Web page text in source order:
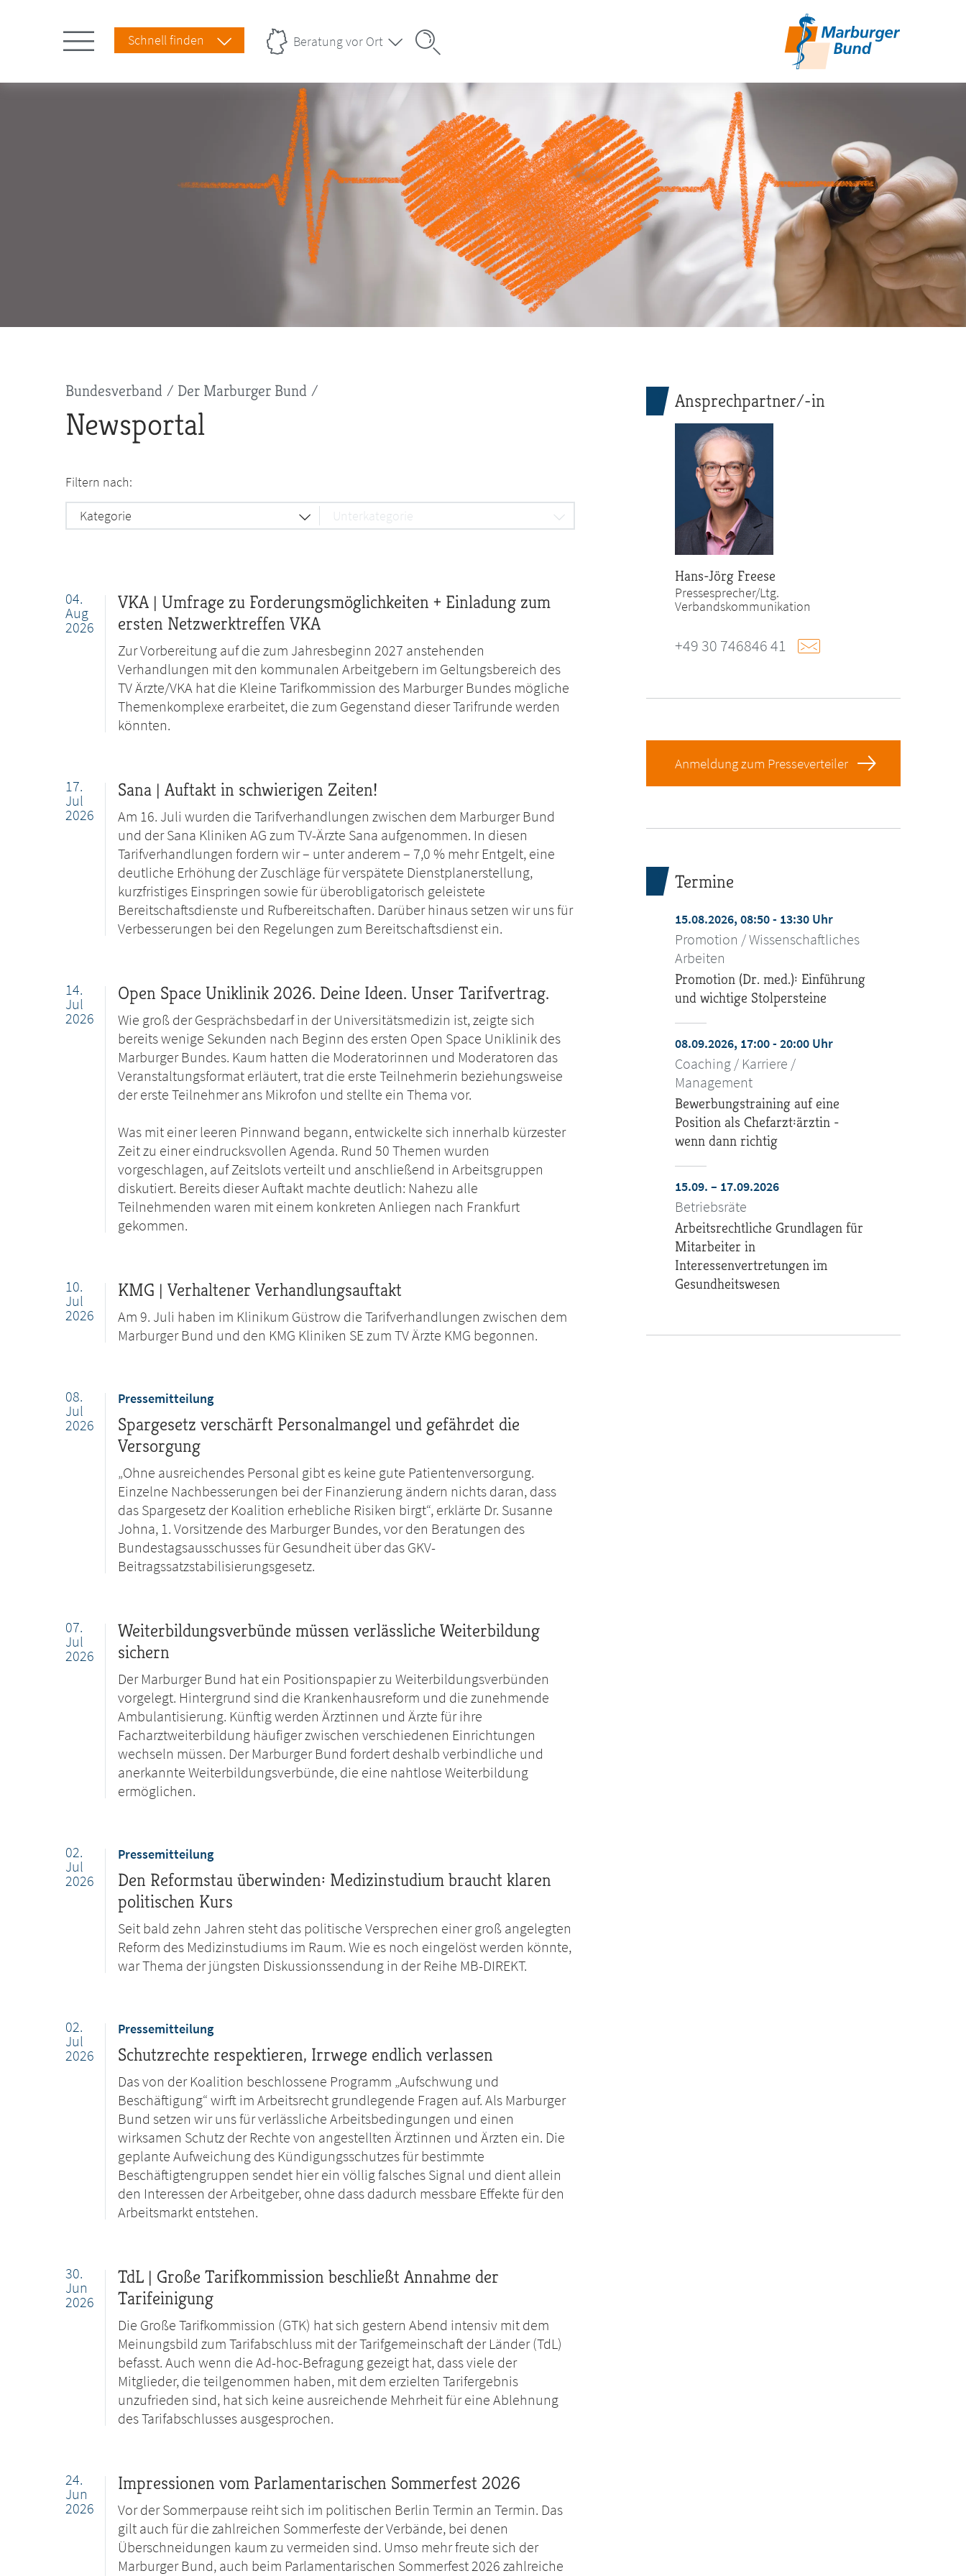
Schnell finden Beratung vor Ort
Pfadnavigation
Bundesverband Der Marburger Bund
Newsportal
Filtern nach:
Kategorie Unterkategorie
04.
Aug
2026
VKA | Umfrage zu Forderungsmöglichkeiten + Einladung zum
ersten Netzwerktreffen VKA
Zur Vorbereitung auf die zum Jahresbeginn 2027 anstehenden
Verhandlungen mit den kommunalen Arbeitgebern im Geltungsbereich des
TV Ärzte/VKA hat die Kleine Tarifkommission des Marburger Bundes mögliche
Themenkomplexe erarbeitet, die zum Gegenstand dieser Tarifrunde werden
könnten.
17.
Jul
2026
Sana | Auftakt in schwierigen Zeiten!
Am 16. Juli wurden die Tarifverhandlungen zwischen dem Marburger Bund
und der Sana Kliniken AG zum TV-Ärzte Sana aufgenommen. In diesen
Tarifverhandlungen fordern wir – unter anderem – 7,0 % mehr Entgelt, eine
deutliche Erhöhung der Zuschläge für verspätete Dienstplanerstellung,
kurzfristiges Einspringen sowie für überobligatorisch geleistete
Bereitschaftsdienste und Rufbereitschaften. Darüber hinaus setzen wir uns für
Verbesserungen bei den Regelungen zum Bereitschaftsdienst ein.
14.
Jul
2026
Open Space Uniklinik 2026. Deine Ideen. Unser Tarifvertrag.
Wie groß der Gesprächsbedarf in der Universitätsmedizin ist, zeigte sich
bereits wenige Sekunden nach Beginn des ersten Open Space Uniklinik des
Marburger Bundes. Kaum hatten die Moderatorinnen und Moderatoren das
Veranstaltungsformat erläutert, trat die erste Teilnehmerin beziehungsweise
der erste Teilnehmer ans Mikrofon und stellte ein Thema vor.
Was mit einer leeren Pinnwand begann, entwickelte sich innerhalb kürzester
Zeit zu einer eindrucksvollen Agenda. Rund 50 Themen wurden
vorgeschlagen, auf Zeitslots verteilt und anschließend in Arbeitsgruppen
diskutiert. Bereits dieser Auftakt machte deutlich: Nahezu alle
Teilnehmenden waren mit einem konkreten Anliegen nach Frankfurt
gekommen.
10.
Jul
2026
KMG | Verhaltener Verhandlungsauftakt
Am 9. Juli haben im Klinikum Güstrow die Tarifverhandlungen zwischen dem
Marburger Bund und den KMG Kliniken SE zum TV Ärzte KMG begonnen.
08.
Jul
2026
Pressemitteilung
Spargesetz verschärft Personalmangel und gefährdet die
Versorgung
„Ohne ausreichendes Personal gibt es keine gute Patientenversorgung.
Einzelne Nachbesserungen bei der Finanzierung ändern nichts daran, dass
das Spargesetz der Koalition erhebliche Risiken birgt“, erklärte Dr. Susanne
Johna, 1. Vorsitzende des Marburger Bundes, vor den Beratungen des
Bundestagsausschusses für Gesundheit über das GKV-
Beitragssatzstabilisierungsgesetz.
07.
Jul
2026
Weiterbildungsverbünde müssen verlässliche Weiterbildung
sichern
Der Marburger Bund hat ein Positionspapier zu Weiterbildungsverbünden
vorgelegt. Hintergrund sind die Krankenhausreform und die zunehmende
Ambulantisierung. Künftig werden Ärztinnen und Ärzte für ihre
Facharztweiterbildung häufiger zwischen verschiedenen Einrichtungen
wechseln müssen. Der Marburger Bund fordert deshalb verbindliche und
anerkannte Weiterbildungsverbünde, die eine nahtlose Weiterbildung
ermöglichen.
02.
Jul
2026
Pressemitteilung
Den Reformstau überwinden: Medizinstudium braucht klaren
politischen Kurs
Seit bald zehn Jahren steht das politische Versprechen einer groß angelegten
Reform des Medizinstudiums im Raum. Wie es noch eingelöst werden könnte,
war Thema der jüngsten Diskussionssendung in der Reihe MB-DIREKT.
02.
Jul
2026
Pressemitteilung
Schutzrechte respektieren, Irrwege endlich verlassen
Das von der Koalition beschlossene Programm „Aufschwung und
Beschäftigung“ wirft im Arbeitsrecht grundlegende Fragen auf. Als Marburger
Bund setzen wir uns für verlässliche Arbeitsbedingungen und einen
wirksamen Schutz der Rechte von angestellten Ärztinnen und Ärzten ein. Die
geplante Aufweichung des Kündigungsschutzes für bestimmte
Beschäftigtengruppen sendet hier ein völlig falsches Signal und dient allein
den Interessen der Arbeitgeber, ohne dass dadurch messbare Effekte für den
Arbeitsmarkt entstehen.
30.
Jun
2026
TdL | Große Tarifkommission beschließt Annahme der
Tarifeinigung
Die Große Tarifkommission (GTK) hat sich gestern Abend intensiv mit dem
Meinungsbild zum Tarifabschluss mit der Tarifgemeinschaft der Länder (TdL)
befasst. Auch wenn die Ad-hoc-Befragung gezeigt hat, dass viele der
Mitglieder, die teilgenommen haben, mit dem erzielten Tarifergebnis
unzufrieden sind, hat sich keine ausreichende Mehrheit für eine Ablehnung
des Tarifabschlusses ausgesprochen.
24.
Jun
2026
Impressionen vom Parlamentarischen Sommerfest 2026
Vor der Sommerpause reiht sich im politischen Berlin Termin an Termin. Das
gilt auch für die zahlreichen Sommerfeste der Verbände, bei denen
Überschneidungen kaum zu vermeiden sind. Umso mehr freute sich der
Marburger Bund, auch beim Parlamentarischen Sommerfest 2026 zahlreiche
Ansprechpartner/-in
Hans-Jörg Freese
Pressesprecher/Ltg.
Verbandskommunikation
+49 30 746846 41
Anmeldung zum Presseverteiler
Termine
15.08.2026, 08:50 - 13:30 Uhr
Promotion / Wissenschaftliches
Arbeiten
Promotion (Dr. med.): Einführung
und wichtige Stolpersteine
08.09.2026, 17:00 - 20:00 Uhr
Coaching / Karriere /
Management
Bewerbungstraining auf eine
Position als Chefarzt:ärztin -
wenn dann richtig
15.09. – 17.09.2026
Betriebsräte
Arbeitsrechtliche Grundlagen für
Mitarbeiter in
Interessenvertretungen im
Gesundheitswesen